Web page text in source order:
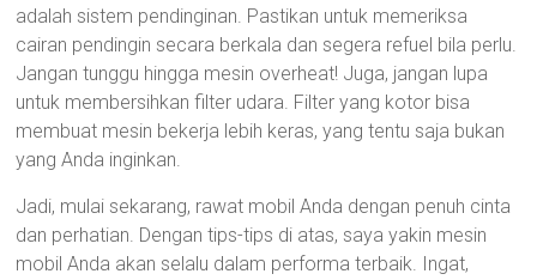
adalah sistem pendinginan. Pastikan untuk memeriksa
cairan pendingin secara berkala dan segera refuel bila perlu.
Jangan tunggu hingga mesin overheat! Juga, jangan lupa
untuk membersihkan filter udara. Filter yang kotor bisa
membuat mesin bekerja lebih keras, yang tentu saja bukan
yang Anda inginkan.
Jadi, mulai sekarang, rawat mobil Anda dengan penuh cinta
dan perhatian. Dengan tips-tips di atas, saya yakin mesin
mobil Anda akan selalu dalam performa terbaik. Ingat,